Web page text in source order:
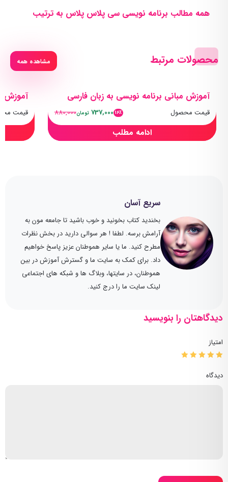
سریع آسان
بخندید کتاب بخونید و خوب باشید تا جامعه مون به
آرامش برسه. لطفا ! هر سوالی دارید در بخش نظرات
مطرح کنید. ما یا سایر هموطنان عزیز پاسخ خواهیم
داد. برای کمک به سایت ما و گسترش آموزش در بین
هموطنان، در سایتها، وبلاگ ها و شبکه های اجتماعی
لینک سایت ما را درج کنید.
همه مطالب برنامه نویسی سی پلاس پلاس به ترتیب
محصولات مرتبط مشاهده همه
آموزش مبانی برنامه نویسی به زبان فارسی
قیمت محصول 16٪ 737,000 تومان880,000
ادامه مطلب
آموزش
قیمت
دیدگاهتان را بنویسید
امتیاز
دیدگاه